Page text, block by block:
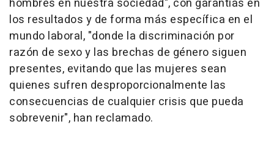
hombres en nuestra sociedad", con garantías en
los resultados y de forma más específica en el
mundo laboral, "donde la discriminación por
razón de sexo y las brechas de género siguen
presentes, evitando que las mujeres sean
quienes sufren desproporcionalmente las
consecuencias de cualquier crisis que pueda
sobrevenir", han reclamado.